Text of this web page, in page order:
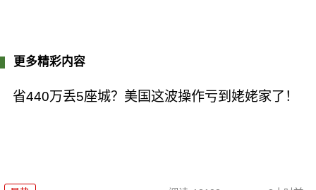
更多精彩内容
省440万丢5座城？美国这波操作亏到姥姥家了！